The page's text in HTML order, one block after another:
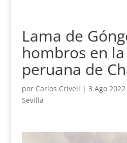
Lama de
hombros en
peruana de
por Carlos Crivell | 3 Ago 2022
Sevilla